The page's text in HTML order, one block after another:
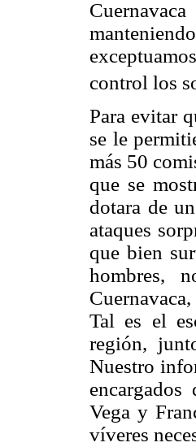
control los
Para evitar
se le
más 50
que se
dotara de
ataques
que bien
hombres,
Tal es el
región,
Nuestro
Vega y
víveres